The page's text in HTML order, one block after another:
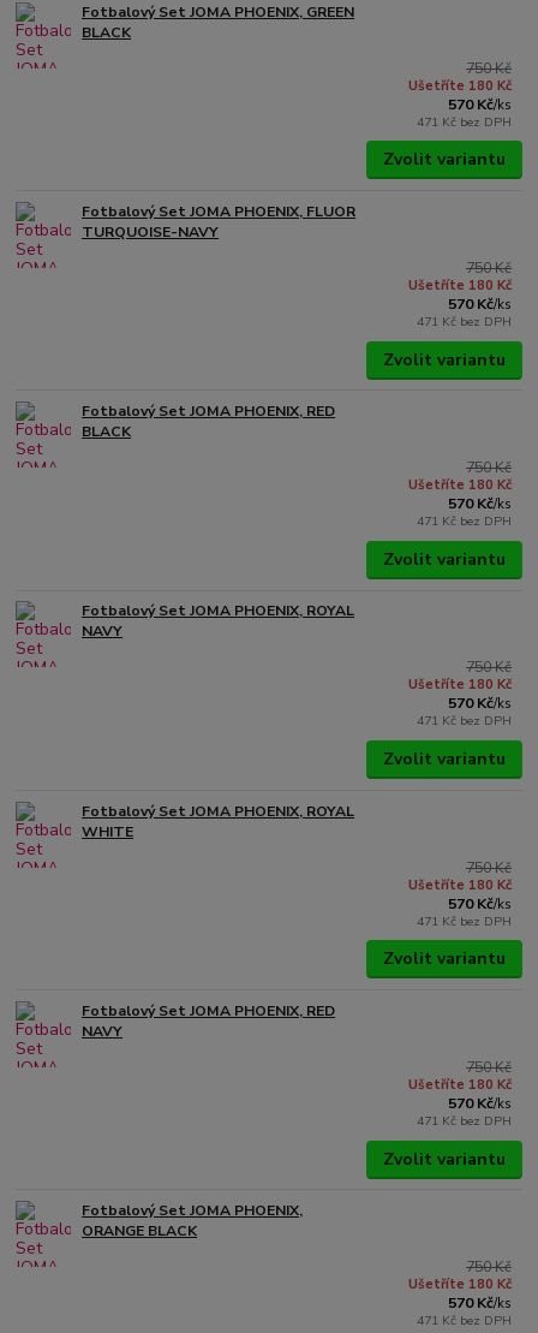
Fotbalový Set JOMA PHOENIX, GREEN
BLACK
750 Kč
Ušetříte 180 Kč
570 Kč/ks
471 Kč bez DPH
Zvolit variantu
Fotbalový Set JOMA PHOENIX, FLUOR
TURQUOISE-NAVY
750 Kč
Ušetříte 180 Kč
570 Kč/ks
471 Kč bez DPH
Zvolit variantu
Fotbalový Set JOMA PHOENIX, RED
BLACK
750 Kč
Ušetříte 180 Kč
570 Kč/ks
471 Kč bez DPH
Zvolit variantu
Fotbalový Set JOMA PHOENIX, ROYAL
NAVY
750 Kč
Ušetříte 180 Kč
570 Kč/ks
471 Kč bez DPH
Zvolit variantu
Fotbalový Set JOMA PHOENIX, ROYAL
WHITE
750 Kč
Ušetříte 180 Kč
570 Kč/ks
471 Kč bez DPH
Zvolit variantu
Fotbalový Set JOMA PHOENIX, RED
NAVY
750 Kč
Ušetříte 180 Kč
570 Kč/ks
471 Kč bez DPH
Zvolit variantu
Fotbalový Set JOMA PHOENIX,
ORANGE BLACK
750 Kč
Ušetříte 180 Kč
570 Kč/ks
471 Kč bez DPH